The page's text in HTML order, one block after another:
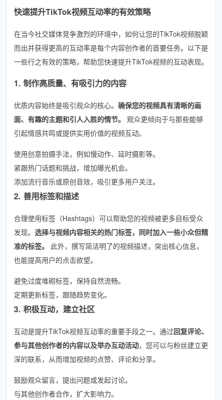
快速提升TikTok视频互动率的有效策略
在当今社交媒体竞争激烈的环境中，如何让您的TikTok视频脱颖
而出并获得更高的互动率是每个内容创作者的首要任务。以下是
一些行之有效的策略，帮助您快速提升TikTok视频的互动表现。
1. 制作高质量、有吸引力的内容
优质内容始终是吸引观众的核心。 确保您的视频具有清晰的画
面、有趣的主题和引人入胜的情节。 观众更倾向于与那些能够
引起情感共鸣或提供实用价值的视频互动。
使用创意拍摄手法，例如慢动作、延时摄影等。
紧跟热门话题和挑战，增加曝光机会。
添加流行音乐或原创音效，吸引更多用户关注。
2. 善用标签和描述
合理使用标签（Hashtags）可以帮助您的视频被更多目标受众
发现。 选择与视频内容相关的热门标签，同时加入一些小众但精
准的标签。
此外，撰写简洁明了的视频描述，突出核心信息，
也能提高用户的点击欲望。
避免过度堆砌标签，保持自然流畅。
定期更新标签，跟随趋势变化。
3. 积极互动，建立社区
互动是提升TikTok视频互动率的重要手段之一。通过回复评论、
参与其他创作者的内容以及举办互动活动，您可以与粉丝建立更
深的联系，从而增加视频的点赞、评论和分享。
鼓励观众留言，提出问题或发起讨论。
与其他创作者合作，扩大影响力。